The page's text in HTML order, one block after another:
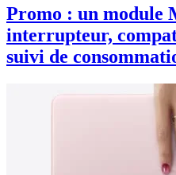
Promo : un module
interrupteur,
suivi de